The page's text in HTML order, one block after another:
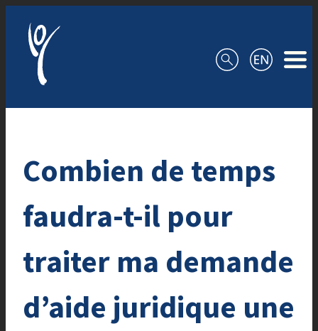
Combien de temps
faudra-t-il pour
traiter ma demande
d’aide juridique une